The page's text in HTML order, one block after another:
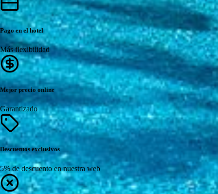
Pago en el hotel
Más flexibilidad
Mejor precio online
Garantizado
Descuentos exclusivos
5% de descuento en nuestra web